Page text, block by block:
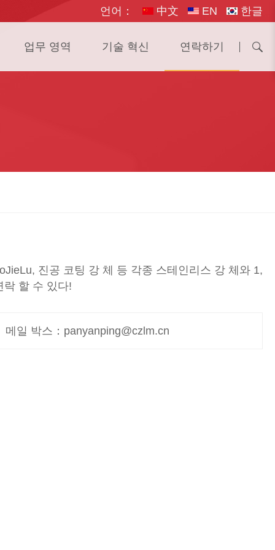
언어： 中文 EN 한글
업무 영역 기술 혁신 연락하기
진공 코팅 강 체 등 각종 스테인리스 강 체와 1,
락 할 수 있다!
메일 박스：panyanping@czlm.cn